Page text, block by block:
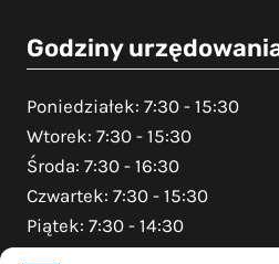
Godziny
Poniedziałek: 7:30 - 15:30
Wtorek: 7:30 - 15:30
Środa: 7:30 - 16:30
Czwartek: 7:30 - 15:30
Piątek: 7:30 - 14:30